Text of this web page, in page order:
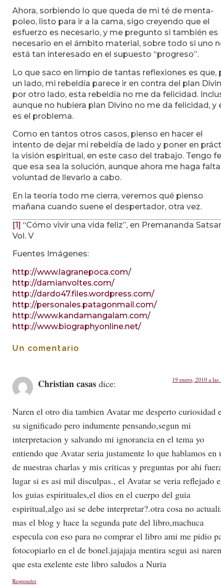
Ahora, sorbiendo lo que queda de mi té de menta-
poleo, listo para ir a la cama, sigo creyendo que el
esfuerzo es necesario, y me pregunto si también es
necesario en el ámbito material, sobre todo si uno
está tan interesado en el supuesto “progreso”.
Lo que saco en limpio de tantas reflexiones es que,
un lado, mi rebeldía parece ir en contra del plan
por otro lado, esta rebeldía no me da felicidad.
aunque no hubiera plan Divino no me da felicidad, y
es el problema.
Como en tantos otros casos, pienso en hacer el
intento de dejar mi rebeldía de lado y poner en
la visión espiritual, en este caso del trabajo. Tengo
que esa sea la solución, aunque ahora me haga
voluntad de llevarlo a cabo.
En la teoría todo me cierra, veremos qué pienso
mañana cuando suene el despertador, otra vez.
[1] “Cómo vivir una vida feliz”, en Premananda
Vol. V
Fuentes Imágenes:
http://www.lagranepoca.com/
http://damianvoltes.com/
http://dardo47.files.wordpress.com/
http://personales.patagonmail.com/
http://www.kandamangalam.com/
http://www.biographyonline.net/
Un comentario
Christian casas dice: 19 enero, 2010 a las
Naren el otro dia tambien Avatar me desperto curiosidad
su significado pero indumente pensando,segun mi
interpretacion y salvando mi ignorancia en el tema yo
entiendo que Avatar seria justamente lo que hablamos en
de nuestras charlas y mis criticas y preguntas por ahi
lugar si es asi mil disculpas., el Avatar se veria reflejado
los guias espirituales,el dios en el cuerpo del guia
espiritual,algo asi se debe interpretar?.otra cosa no
mas el blog y hace la segunda pate del libro,machuca
especula con eso para no comprar el libro ami me pidio
fotocopiarlo en el de bonel.jajajaja mentira segui asi naren
que esta exelente este libro saludos a Nuria
Responder